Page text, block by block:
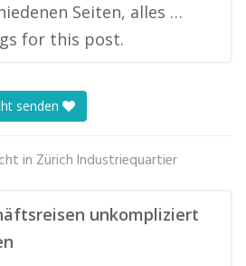
Seiten, alles …
for this post.
senden
in Zürich Industriequartier
unkompliziert